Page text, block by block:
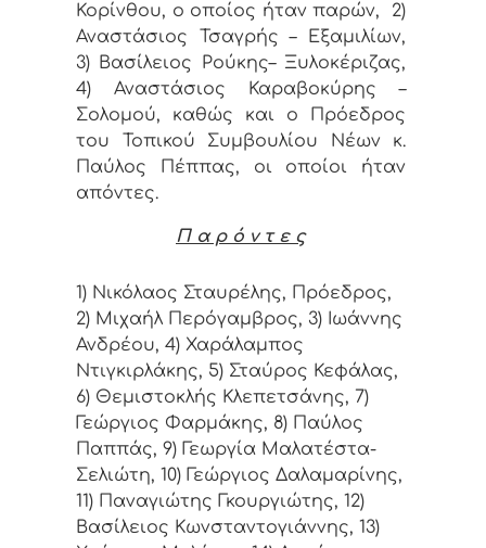
Κορίνθου, ο οποίος ήταν παρών, 2)
Αναστάσιος Τσαγρής – Εξαμιλίων,
3) Βασίλειος Ρούκης– Ξυλοκέριζας,
4) Αναστάσιος Καραβοκύρης –
Σολομού, καθώς και ο Πρόεδρος
του Τοπικού Συμβουλίου Νέων κ.
Παύλος Πέππας, οι οποίοι ήταν
απόντες.
Π α ρ ό ν τ ε ς
1) Νικόλαος Σταυρέλης, Πρόεδρος,
2) Μιχαήλ Περόγαμβρος, 3) Ιωάννης
Ανδρέου, 4) Χαράλαμπος
Ντιγκιρλάκης, 5) Σταύρος Κεφάλας,
6) Θεμιστοκλής Κλεπετσάνης, 7)
Γεώργιος Φαρμάκης, 8) Παύλος
Παππάς, 9) Γεωργία Μαλατέστα-
Σελιώτη, 10) Γεώργιος Δαλαμαρίνης,
11) Παναγιώτης Γκουργιώτης, 12)
Βασίλειος Κωνσταντογιάννης, 13)